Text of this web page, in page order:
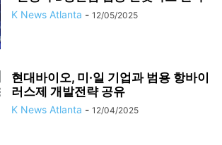
K News Atlanta - 12/05/2025
현대바이오, 미·일 기업과 범용 항바이
러스제 개발전략 공유
K News Atlanta - 12/04/2025